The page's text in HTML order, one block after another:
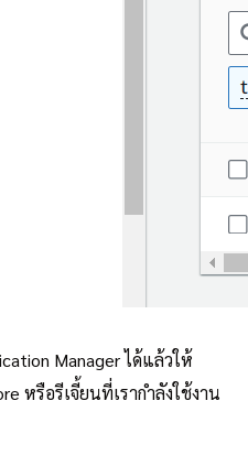
Manager ได้แล้วให้
หรือรีเจี้ยนที่เรากำลังใช้งาน